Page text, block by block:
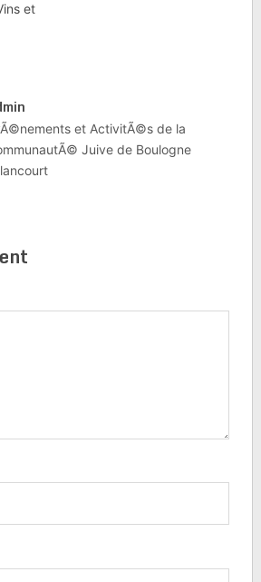
et
et ActivitÃ©s de la
Juive de Boulogne